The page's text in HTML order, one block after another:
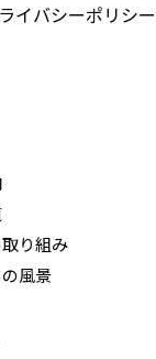
イバシーポリシー
り組み
風景